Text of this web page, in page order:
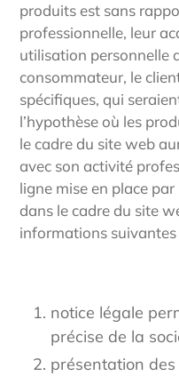
produits est sans
professionnelle, leur
utilisation personnelle
consommateur, le
spécifiques, qui
l’hypothèse où les
le cadre du site web
avec son activité
ligne mise en place
dans le cadre du site
informations suivantes
notice légale
précise de la
présentation